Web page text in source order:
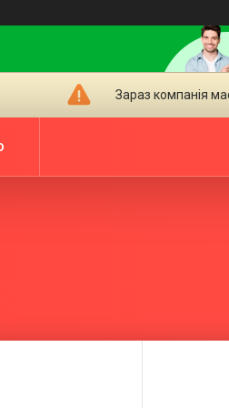
Зараз компанія